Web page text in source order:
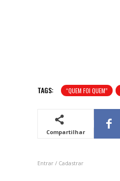
TAGS: “QUEM FOI QUEM”
Compartilhar
Entrar / Cadastrar